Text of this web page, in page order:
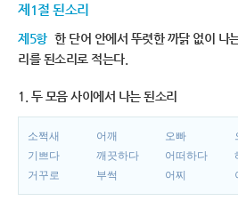
제1절 된소리
제5항 한 단어 안에서 뚜렷한 까닭 없이 나
리를 된소리로 적는다.
1. 두 모음 사이에서 나는 된소리
소쩍새 어깨 오빠
기쁘다
깨끗하다 어떠하다
거꾸로
부썩 어찌